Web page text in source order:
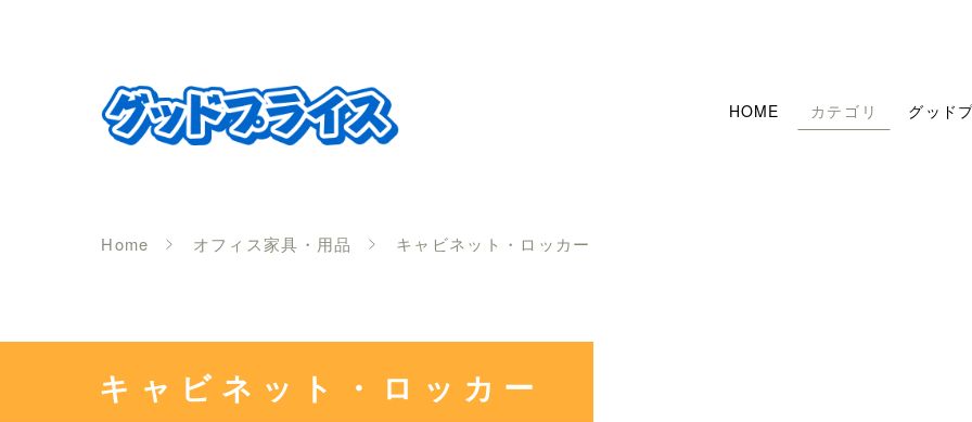
HOME カテゴリ グッド
Home オフィス家具・用品 キャビネット・ロッカー
キャビネット・ロッカー